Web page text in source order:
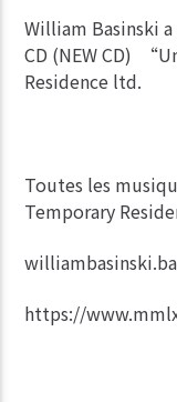
William Basinski
CD (NEW CD)
Residence ltd.
Toutes les
Temporary
https://